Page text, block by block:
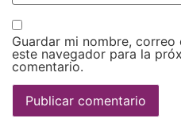
Guardar mi nombre,
este navegador para la
comentario.